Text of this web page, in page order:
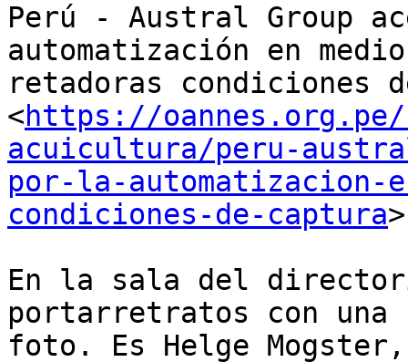
Perú - Austral Group
automatización en
retadoras condiciones
<https://
acuicultura/peru-
por-la-automatizacion-
condiciones-de-captura>
En la sala del
portarretratos con una
foto. Es Helge